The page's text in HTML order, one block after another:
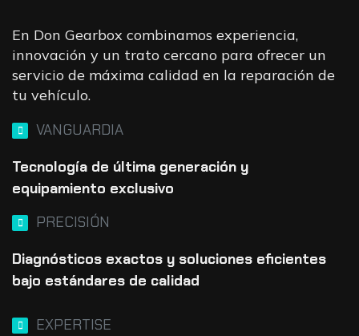
En Don Gearbox combinamos experiencia,
innovación y un trato cercano para ofrecer un
servicio de máxima calidad en la reparación de
tu vehículo.
VANGUARDIA
Tecnología de última generación y
equipamiento exclusivo
PRECISIÓN
Diagnósticos exactos y soluciones eficientes
bajo estándares de calidad
EXPERTISE